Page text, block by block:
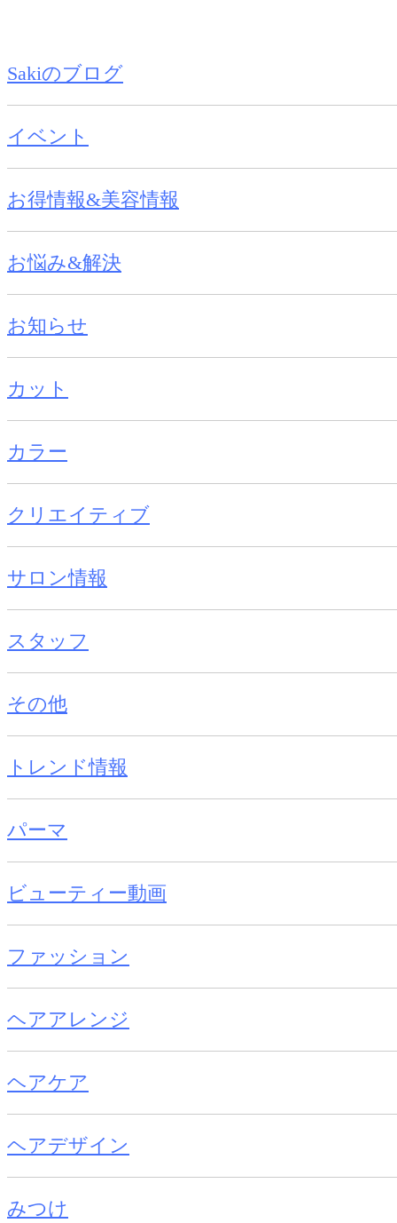
Sakiのブログ
イベント
お得情報&美容情報
お悩み&解決
お知らせ
カット
カラー
クリエイティブ
サロン情報
スタッフ
その他
トレンド情報
パーマ
ビューティー動画
ファッション
ヘアアレンジ
ヘアケア
ヘアデザイン
みつけ